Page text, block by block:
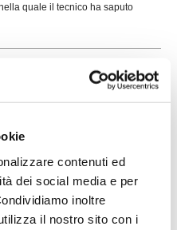
contenuti ed
dei social media e per
inoltre
il nostro sito con i
quale il tecnico ha saputo
nuovi innesti per
difesa: preso